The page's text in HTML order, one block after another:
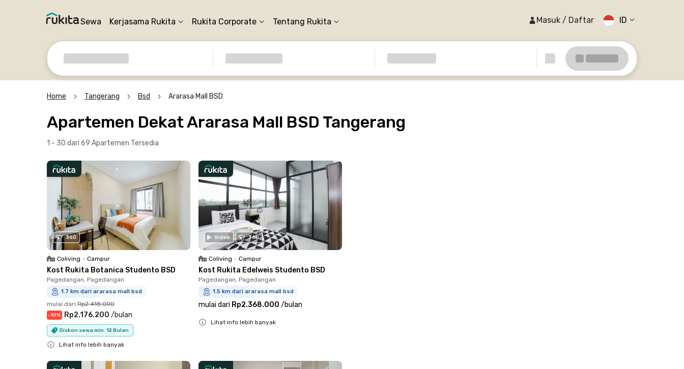
Sewa Kerjasama Rukita Rukita Corporate Tentang Rukita Masuk / Daftar ID
Home Tangerang Bsd Ararasa Mall BSD
Apartemen Dekat Ararasa Mall BSD Tangerang
1 - 30 dari 69 Apartemen Tersedia
360
Coliving • Campur
Kost Rukita Botanica Studento BSD
Pagedangan, Pagedangan
1.7 km dari ararasa mall bsd
mulai dari Rp2.418.000
-10% Rp2.176.200 /bulan
Diskon sewa min. 12 Bulan
Lihat info lebih banyak
Video 360
Coliving • Campur
Kost Rukita Edelweis Studento BSD
Pagedangan, Pagedangan
1.5 km dari ararasa mall bsd
mulai dari Rp2.368.000 /bulan
Lihat info lebih banyak